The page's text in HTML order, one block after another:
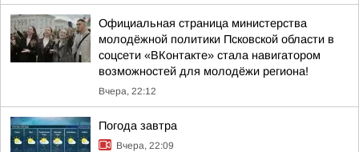
Официальная страница министерства
молодёжной политики Псковской области в
соцсети «ВКонтакте» стала навигатором
возможностей для молодёжи региона!
Вчера, 22:12
Погода завтра
Вчера, 22:09